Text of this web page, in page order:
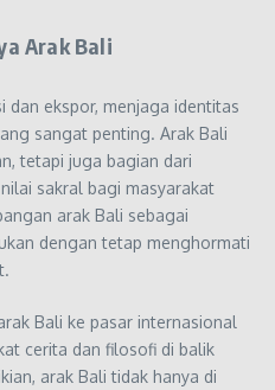
Arak Bali
dan ekspor, menjaga identitas
sangat penting. Arak Bali
tetapi juga bagian dari
sakral bagi masyarakat
arak Bali sebagai
dengan tetap menghormati
Bali ke pasar internasional
cerita dan filosofi di balik
arak Bali tidak hanya di